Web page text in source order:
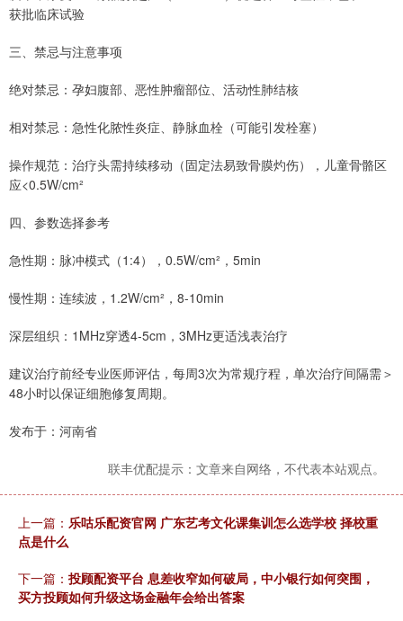
获批临床试验
三、禁忌与注意事项
绝对禁忌：孕妇腹部、恶性肿瘤部位、活动性肺结核
相对禁忌：急性化脓性炎症、静脉血栓（可能引发栓塞）
操作规范：治疗头需持续移动（固定法易致骨膜灼伤），儿童骨骼区
应<0.5W/cm²
四、参数选择参考
急性期：脉冲模式（1:4），0.5W/cm²，5min
慢性期：连续波，1.2W/cm²，8-10min
深层组织：1MHz穿透4-5cm，3MHz更适浅表治疗
建议治疗前经专业医师评估，每周3次为常规疗程，单次治疗间隔需＞
48小时以保证细胞修复周期。
发布于：河南省
联丰优配提示：文章来自网络，不代表本站观点。
上一篇： 乐咕乐配资官网 广东艺考文化课集训怎么选学校 择校重
点是什么
下一篇： 投顾配资平台 息差收窄如何破局，中小银行如何突围，
买方投顾如何升级这场金融年会给出答案